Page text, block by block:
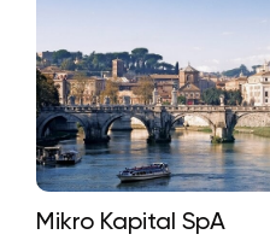
Mikro Kapital SpA